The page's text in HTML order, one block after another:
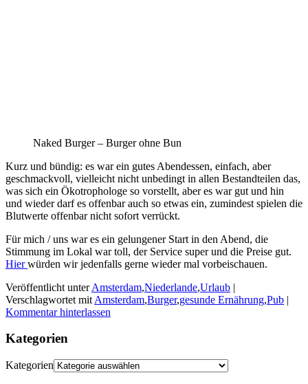
Naked Burger – Burger ohne Bun
Kurz und bündig: es war ein gutes Abendessen, einfach, aber
geschmackvoll, vielleicht nicht unbedingt in allen Bestandteilen das,
was sich ein Ökotrophologe so vorstellt, aber es war gut und hin
und wieder darf es offenbar auch so etwas ein, zumindest spielen die
Blutwerte offenbar nicht sofort verrückt.
Für mich / uns war es ein gelungener Start in den Abend, die
Stimmung im Lokal war toll, der Service super und die Preise gut.
Hierwürden wir jedenfalls gerne wieder mal vorbeischauen.
Veröffentlicht unter Amsterdam,Niederlande,Urlaub |
Verschlagwortet mit Amsterdam,Burger,gesunde Ernährung,Pub |
Kommentar hinterlassen
Kategorien
Kategorien